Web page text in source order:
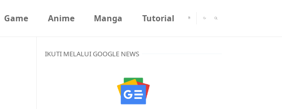
Game Anime Manga Tutorial
IKUTI MELALUI GOOGLE NEWS